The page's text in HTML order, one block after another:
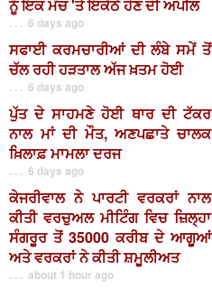
ਨੂੰ ਇਕ ਮੰਚ 'ਤੇ ਇਕੱਠੇ ਹੋਣ ਦੀ ਅਪੀਲ
. . . 6 days ago
ਸਫਾਈ ਕਰਮਚਾਰੀਆਂ ਦੀ ਲੰਬੇ ਸਮੇਂ ਤੋਂ
ਚੱਲ ਰਹੀ ਹੜਤਾਲ ਅੱਜ ਖ਼ਤਮ ਹੋਈ
. . . 6 days ago
ਪੁੱਤ ਦੇ ਸਾਹਮਣੇ ਹੋਈ ਥਾਰ ਦੀ ਟੱਕਰ
ਨਾਲ ਮਾਂ ਦੀ ਮੌਤ, ਅਣਪਛਾਤੇ ਚਾਲਕ
ਖ਼ਿਲਾਫ਼ ਮਾਮਲਾ ਦਰਜ
. . . 6 days ago
ਕੇਜਰੀਵਾਲ ਨੇ ਪਾਰਟੀ ਵਰਕਰਾਂ ਨਾਲ
ਕੀਤੀ ਵਰਚੁਅਲ ਮੀਟਿੰਗ ਵਿਚ ਜ਼ਿਲ੍ਹਾ
ਸੰਗਰੂਰ ਤੋਂ 35000 ਕਰੀਬ ਦੇ ਆਗੂਆਂ
ਅਤੇ ਵਰਕਰਾਂ ਨੇ ਕੀਤੀ ਸ਼ਮੂਲੀਅਤ
. . . about 1 hour ago